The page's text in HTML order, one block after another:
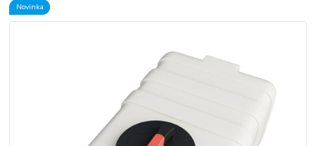
Novinka